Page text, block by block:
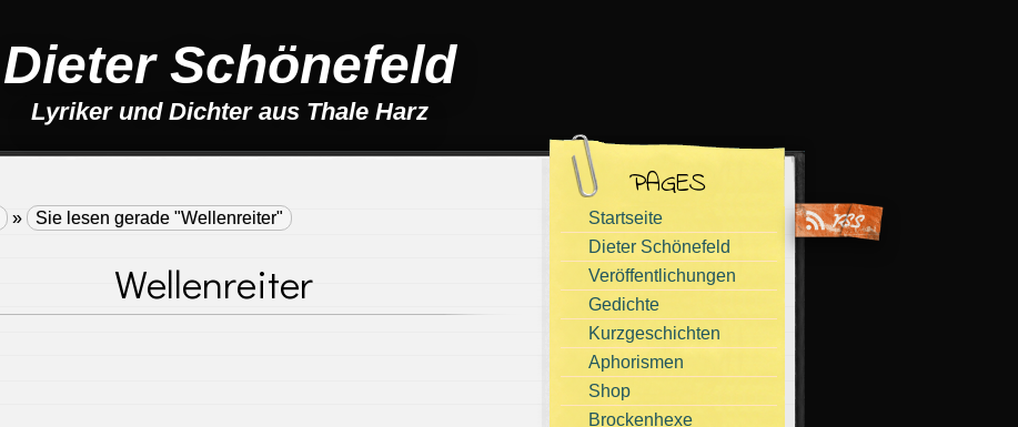
Dieter Schönefeld
Lyriker und Dichter aus Thale Harz
» Sie lesen gerade "Wellenreiter"
Wellenreiter
PAGES
Startseite
Dieter Schönefeld
Veröffentlichungen
Gedichte
Kurzgeschichten
Aphorismen
Shop
Brockenhexe